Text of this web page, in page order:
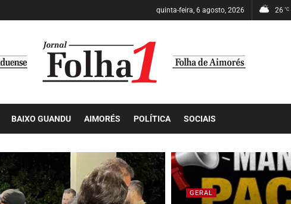
quinta-feira, 6 agosto, 2026 26 °C
BAIXO GUANDU AIMORÉS POLÍTICA SOCIAIS
GERAL